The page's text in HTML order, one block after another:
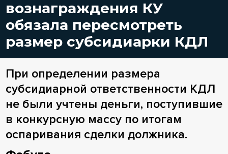
вознаграждения КУ
обязала пересмотреть
размер субсидиарки КДЛ
При определении размера
субсидиарной ответственности КДЛ
не были учтены деньги, поступившие
в конкурсную массу по итогам
оспаривания сделки должника.